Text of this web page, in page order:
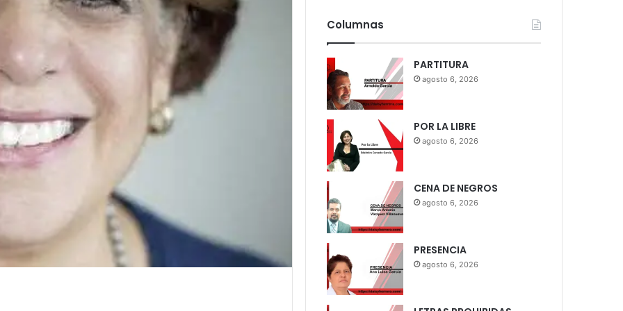
Columnas
PARTITURA
agosto 6, 2026
POR LA LIBRE
agosto 6, 2026
CENA DE NEGROS
agosto 6, 2026
PRESENCIA
agosto 6, 2026